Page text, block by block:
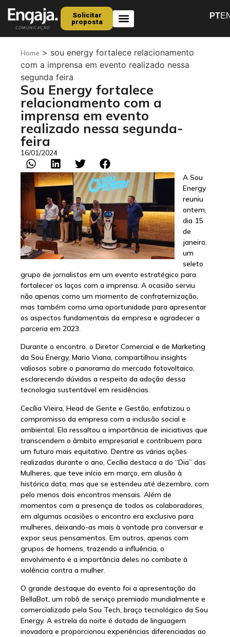
Solicitar
proposta
PT
Home > sou energy fortalece relacionamento
com a imprensa em evento realizado nessa
segunda feira
Sou Energy fortalece
relacionamento com a
imprensa em evento
realizado nessa segunda-
feira
16/01/2024
A Sou
Energy
reuniu
ontem,
dia 15
de
janeiro,
um
seleto
grupo de jornalistas em um evento estratégico para
fortalecer os laços com a imprensa. A ocasião serviu
não apenas como um momento de confraternização,
mas também como uma oportunidade para apresentar
os aspectos fundamentais da empresa e agradecer a
parceria em 2023.
Durante o encontro, o Diretor Comercial e de Marketing
da Sou Energy, Mario Viana, compartilhou insights
valiosos sobre o panorama do mercado fotovoltaico,
esclarecendo dúvidas a respeito da adoção dessa
tecnologia sustentável em residências.
Cecília Vieira, Head de Gente e Gestão, enfatizou o
compromisso da empresa com a inclusão social e
ambiental. Ela ressaltou a importância de iniciativas que
transcendem o âmbito empresarial e contribuem para
um futuro mais equitativo. Dentre as várias ações
realizadas durante o ano, Cecília destaca a do “Dia” das
Mulheres, que teve início em março, em alusão à
histórica data, mas que se estendeu até dezembro, com
pelo menos dois encontros mensais. Além de
momentos com a presença de todos os colaboradores,
em algumas ocasiões o encontro era exclusivo para
mulheres, deixando-as mais à vontade pra conversar e
expor seus pensamentos. Em outros, apenas com
grupos de homens, trazendo a influência, o
envolvimento e a importância deles no combate à
violência contra a mulher.
O grande destaque do evento foi a apresentação da
BellaBot, um robô de serviço premiado mundialmente e
comercializado pela Sou Tech, braço tecnológico da Sou
Energy. A estrela da noite é dotada de linguagem
inovadora e proporcionou experiências diferenciadas ao